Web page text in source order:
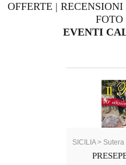
OFFERTE | RECENSIONI
FOTO
EVENTI
SICILIA > Sutera